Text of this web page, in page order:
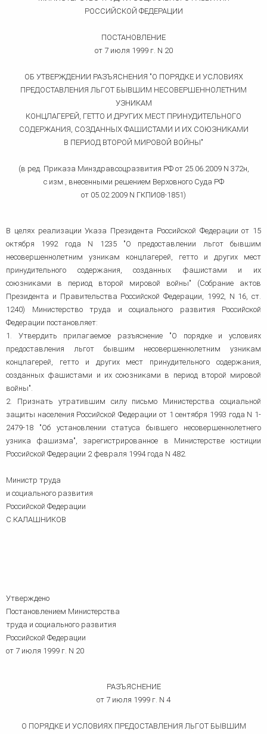
Миграционное право
Неимущественные права
Оспаривание сделок
Таможенный адвокат
Уголовные споры
Конституционный Суд РФ
РОССИЙСКОЙ ФЕДЕРАЦИИ
ПОСТАНОВЛЕНИЕ
от 7 июля 1999 г. N 20
ОБ УТВЕРЖДЕНИИ РАЗЪЯСНЕНИЯ "О ПОРЯДКЕ И УСЛОВИЯХ
ПРЕДОСТАВЛЕНИЯ ЛЬГОТ БЫВШИМ НЕСОВЕРШЕННОЛЕТНИМ
УЗНИКАМ
КОНЦЛАГЕРЕЙ, ГЕТТО И ДРУГИХ МЕСТ ПРИНУДИТЕЛЬНОГО
СОДЕРЖАНИЯ, СОЗДАННЫХ ФАШИСТАМИ И ИХ СОЮЗНИКАМИ
В ПЕРИОД ВТОРОЙ МИРОВОЙ ВОЙНЫ"
(в ред. Приказа Минздравсоцразвития РФ от 25.06.2009 N 372н,
с изм., внесенными решением Верховного Суда РФ
от 05.02.2009 N ГКПИ08-1851)
В целях реализации Указа Президента Российской Федерации от 15
октября 1992 года N 1235 "О предоставлении льгот бывшим
несовершеннолетним узникам концлагерей, гетто и других мест
принудительного содержания, созданных фашистами и их
союзниками в период второй мировой войны" (Собрание актов
Президента и Правительства Российской Федерации, 1992, N 16, ст.
1240) Министерство труда и социального развития Российской
Федерации постановляет:
1. Утвердить прилагаемое разъяснение "О порядке и условиях
предоставления льгот бывшим несовершеннолетним узникам
концлагерей, гетто и других мест принудительного содержания,
созданных фашистами и их союзниками в период второй мировой
войны".
2. Признать утратившим силу письмо Министерства социальной
защиты населения Российской Федерации от 1 сентября 1993 года N 1-
2479-18 "Об установлении статуса бывшего несовершеннолетнего
узника фашизма", зарегистрированное в Министерстве юстиции
Российской Федерации 2 февраля 1994 года N 482.
Министр труда
и социального развития
Российской Федерации
С.КАЛАШНИКОВ
Утверждено
Постановлением Министерства
труда и социального развития
Российской Федерации
от 7 июля 1999 г. N 20
РАЗЪЯСНЕНИЕ
от 7 июля 1999 г. N 4
О ПОРЯДКЕ И УСЛОВИЯХ ПРЕДОСТАВЛЕНИЯ ЛЬГОТ БЫВШИМ